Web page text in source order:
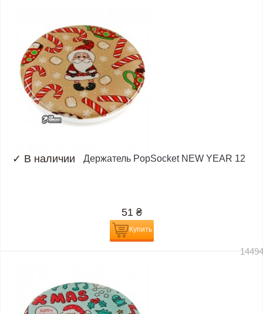
✓ В наличии Держатель PopSocket NEW YEAR 12
51 ₴
Купить